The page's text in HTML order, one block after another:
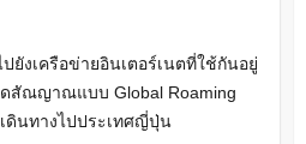
ยังเครือข่ายอินเตอร์เนตที่ใช้กันอยู่
ดสัณญาณแบบ Global Roaming
ดินทางไปประเทศญี่ปุ่น